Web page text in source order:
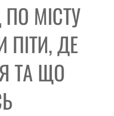
МІСТУ
ПІТИ, ДЕ
ТА ЩО